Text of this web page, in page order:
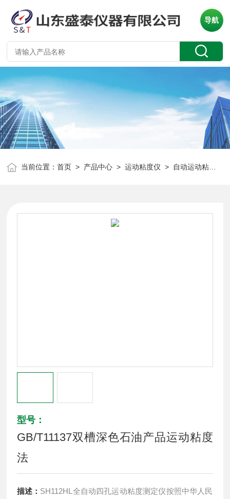
导航
当前位置：首页 > 产品中心 >运动粘度仪 > 自动运动粘度仪
型号：
GB/T11137双槽深色石油产品运动粘度
法
描述： SH112HL全自动四孔运动粘度测定仪按照中华人民